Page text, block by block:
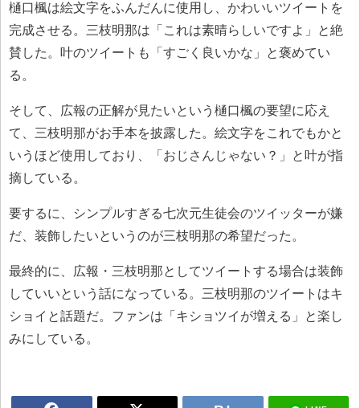
樋口楓は絵文字をふんだんに使用し、かわいいツイートを
完成させる。三枝明那は「これは素晴らしいですよ」と絶
賛した。叶のツイートも「すごく良いかな」と褒めてい
る。
そして、広報の正解が見たいという樋口楓の要望に応え
て、三枝明那がお手本を披露した。絵文字をこれでもかと
いうほど使用しており、「おじさんじゃない？」と叶が指
摘している。
要するに、シンプルすぎる七次元生徒会のツイッターが嫌
だ、装飾したいというのが三枝明那の希望だった。
最終的に、広報・三枝明那としてツイートする場合は装飾
していいという話になっている。三枝明那のツイートはキ
ショイと話題だ。ファンは「キショツイが増える」と楽し
みにしている。